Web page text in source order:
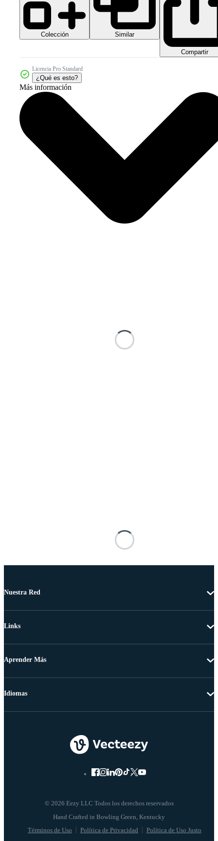
Colección Similar
Compartir
Licencia Pro Standard
¿Qué es esto?
Más información
Nuestra Red
Links
Aprender Más
© 2026 Eezy LLC Todos los derechos reservados
Términos de Uso Política de Privacidad Política de Uso Justo
Idiomas